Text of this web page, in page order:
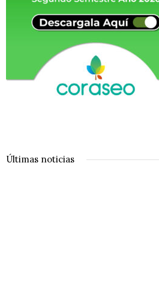
Últimas noticias